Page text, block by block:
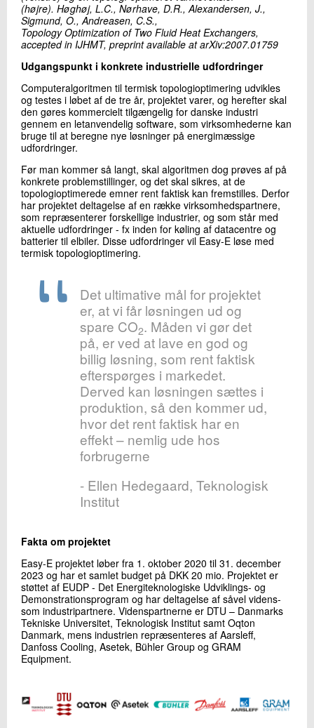
(højre). Høghøj, L.C., Nørhave, D.R., Alexandersen, J.,
Sigmund, O., Andreasen, C.S.,
Topology Optimization of Two Fluid Heat Exchangers,
accepted in IJHMT, preprint available at arXiv:2007.01759​
Udgangspunkt i konkrete industrielle udfordringer
Computeralgoritmen til termisk topologioptimering udvikles
og testes i løbet af de tre år, projektet varer, og herefter skal
den gøres kommercielt tilgængelig for danske industri
gennem en letanvendelig software, som virksomhederne kan
bruge til at beregne nye løsninger på energimæssige
udfordringer.
Før man kommer så langt, skal algoritmen dog prøves af på
konkrete problemstillinger, og det skal sikres, at de
topologioptimerede emner rent faktisk kan fremstilles. Derfor
har projektet deltagelse af en række virksomhedspartnere,
som repræsenterer forskellige industrier, og som står med
aktuelle udfordringer - fx inden for køling af datacentre og
batterier til elbiler. Disse udfordringer vil Easy-E løse med
termisk topologioptimering.
Det ultimative mål for projektet
er, at vi får løsningen ud og
spare CO2. Måden vi gør det
på, er ved at lave en god og
billig løsning, som rent faktisk
efterspørges i markedet.
Derved kan løsningen sættes i
produktion, så den kommer ud,
hvor det rent faktisk har en
effekt – nemlig ude hos
forbrugerne
- Ellen Hedegaard, Teknologisk
Institut
Fakta om projektet
Easy-E projektet løber fra 1. oktober 2020 til 31. december
2023 og har et samlet budget på DKK 20 mio. Projektet er
støttet af EUDP - Det Energiteknologiske Udviklings- og
Demonstrationsprogram og har deltagelse af såvel videns-
som industripartnere. Videnspartnerne er DTU – Danmarks
Tekniske Universitet, Teknologisk Institut samt Oqton
Danmark, mens industrien repræsenteres af Aarsleff,
Danfoss Cooling, Asetek, Bühler Group og GRAM
Equipment.